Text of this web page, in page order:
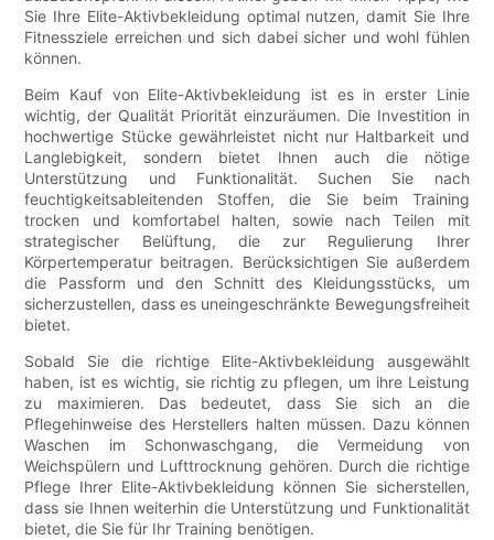
Sie Ihre Elite-Aktivbekleidung optimal nutzen, damit Sie Ihre
Fitnessziele erreichen und sich dabei sicher und wohl fühlen
können.
Beim Kauf von Elite-Aktivbekleidung ist es in erster Linie
wichtig, der Qualität Priorität einzuräumen. Die Investition in
hochwertige Stücke gewährleistet nicht nur Haltbarkeit und
Langlebigkeit, sondern bietet Ihnen auch die nötige
Unterstützung und Funktionalität. Suchen Sie nach
feuchtigkeitsableitenden Stoffen, die Sie beim Training
trocken und komfortabel halten, sowie nach Teilen mit
strategischer Belüftung, die zur Regulierung Ihrer
Körpertemperatur beitragen. Berücksichtigen Sie außerdem
die Passform und den Schnitt des Kleidungsstücks, um
sicherzustellen, dass es uneingeschränkte Bewegungsfreiheit
bietet.
Sobald Sie die richtige Elite-Aktivbekleidung ausgewählt
haben, ist es wichtig, sie richtig zu pflegen, um ihre Leistung
zu maximieren. Das bedeutet, dass Sie sich an die
Pflegehinweise des Herstellers halten müssen. Dazu können
Waschen im Schonwaschgang, die Vermeidung von
Weichspülern und Lufttrocknung gehören. Durch die richtige
Pflege Ihrer Elite-Aktivbekleidung können Sie sicherstellen,
dass sie Ihnen weiterhin die Unterstützung und Funktionalität
bietet, die Sie für Ihr Training benötigen.